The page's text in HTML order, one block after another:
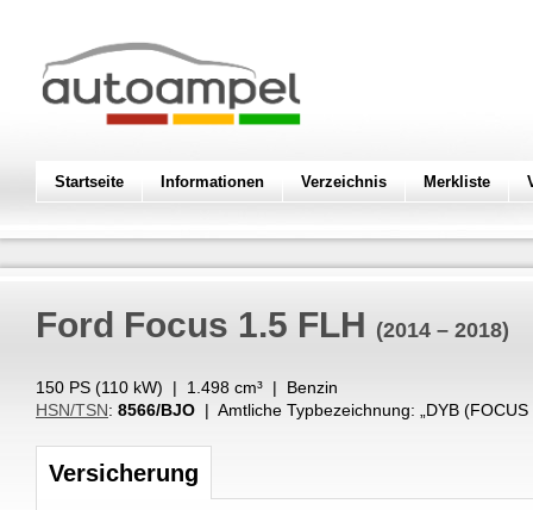
Startseite Informationen Verzeichnis Merkliste
Ford Focus 1.5 FLH (2014 – 2018)
150 PS (110 kW) | 1.498 cm³ | Benzin
HSN/TSN: 8566/BJO | Amtliche Typbezeichnung: „ DYB
Versicherung